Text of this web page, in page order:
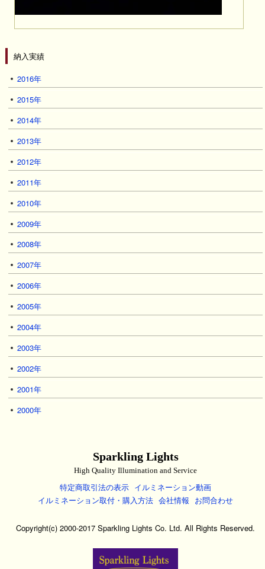
納入実績
2016年
2015年
2014年
2013年
2012年
2011年
2010年
2009年
2008年
2007年
2006年
2005年
2004年
2003年
2002年
2001年
2000年
Sparkling Lights
High Quality Illumination and Service
特定商取引法の表示 イルミネーション動画
イルミネーション取付・購入方法 会社情報 お問合わせ
Copyright(c) 2000-2017 Sparkling Lights Co. Ltd. All Rights Reserved.